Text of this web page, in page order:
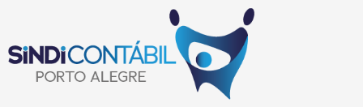
conteúdo